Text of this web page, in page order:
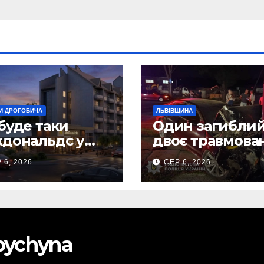
ДРОГОБИЧА
таки
у
(Фото)
6, 2026
ЛЬВІВЩИНА
Один
двоє
внаслідок ДТП
Самбірщині
СЕР 6, 2026